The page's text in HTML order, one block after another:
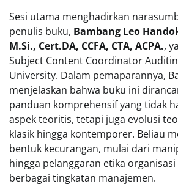
Sesi utama menghadirkan
penulis buku, Bambang Leo
M.Si., Cert.DA, CCFA, CTA, ACPA.,
Subject Content Coordinator
University. Dalam pemaparannya,
menjelaskan bahwa buku ini
panduan komprehensif yang tidak
aspek teoritis, tetapi juga evolusi
klasik hingga kontemporer. Beliau
bentuk kecurangan, mulai dari
hingga pelanggaran etika
berbagai tingkatan manajemen.